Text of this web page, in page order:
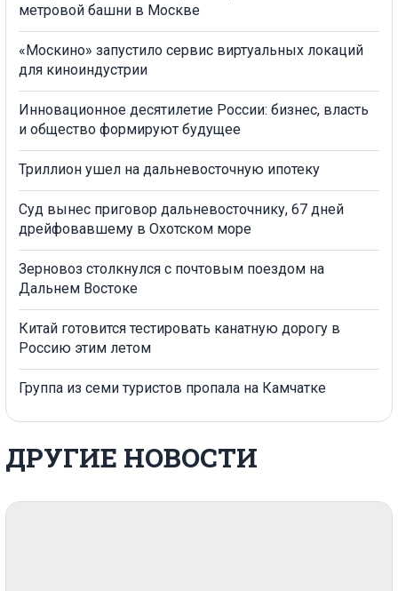
метровой башни в Москве
«Москино» запустило сервис виртуальных локаций
для киноиндустрии
Инновационное десятилетие России: бизнес, власть
и общество формируют будущее
Триллион ушел на дальневосточную ипотеку
Суд вынес приговор дальневосточнику, 67 дней
дрейфовавшему в Охотском море
Зерновоз столкнулся с почтовым поездом на
Дальнем Востоке
Китай готовится тестировать канатную дорогу в
Россию этим летом
Группа из семи туристов пропала на Камчатке
ДРУГИЕ НОВОСТИ